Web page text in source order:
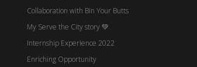
Collaboration with Bin Your Butts
My Serve the City story 💚
Internship Experience 2022
Enriching Opportunity